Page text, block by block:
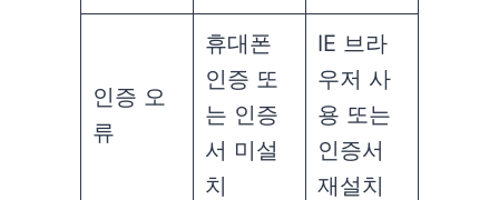
인증 오
류
휴대폰
인증 또
는 인증
서 미설
치
IE 브라
우저 사
용 또는
인증서
재설치